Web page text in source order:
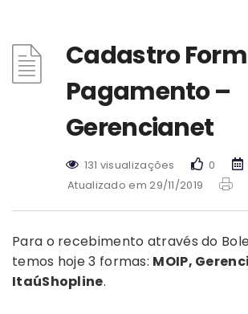
Cadastro
Pagamento –
Gerencianet
131 visualizações 0
Atualizado em 29/11/2019
Para o recebimento através do
temos hoje 3 formas: MOIP,
ItaúShopline.